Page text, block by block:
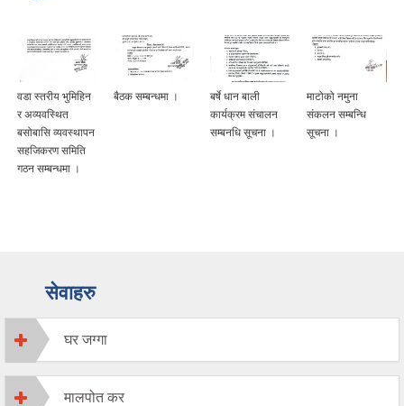
वडा स्तरीय भुमिहिन
र अव्यवस्थित
बसोबासि व्यवस्थापन
सहजिकरण समिति
गठन सम्बन्धमा ।
बैठक सम्बन्धमा ।
बर्षे धान बाली
कार्यक्रम संचालन
सम्बनधि सूचना ।
माटोको नमुना
संकलन सम्बन्धि
सूचना ।
सेवाहरु
घर जग्गा
मालपोत कर